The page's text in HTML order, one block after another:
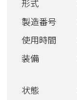
形式
製造番号
使用時間
装備
状態